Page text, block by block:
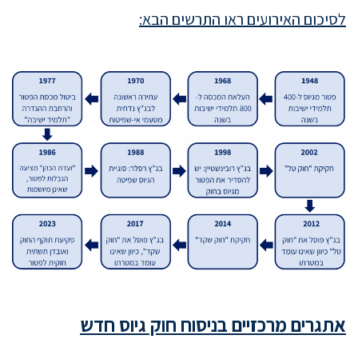
לסיכום האירועים ראו התרשים הבא:
אתגרים מרכזיים בניסוח חוק גיוס חדש